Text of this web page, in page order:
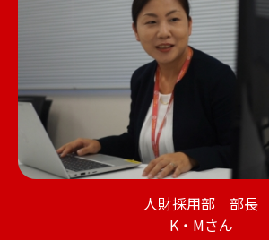
人財採用部 部長
K・Mさん